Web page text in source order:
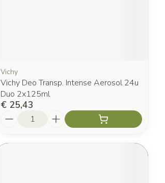
Vichy
Vichy Deo Transp. Intense Aerosol 24u
Duo 2x125ml
€ 25,43